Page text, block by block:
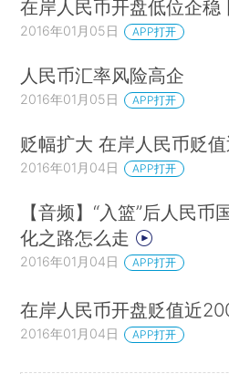
在岸人民币开盘低位企稳
2016年01月05日 APP打开
人民币汇率风险高企
2016年01月05日 APP打开
贬幅扩大 在岸人民币贬
2016年01月04日 APP打开
【音频】“入篮”后人民币
化之路怎么走
2016年01月04日 APP打开
在岸人民币开盘贬值近
2016年01月04日 APP打开